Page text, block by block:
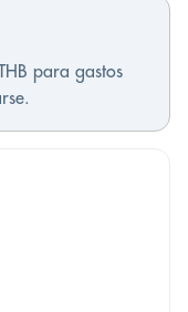
para gastos